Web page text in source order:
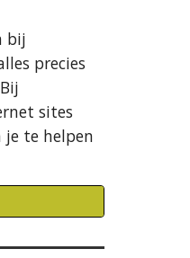
bij
precies
sites
te helpen